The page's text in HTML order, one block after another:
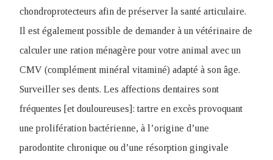
chondroprotecteurs afin de préserver la santé articulaire.
Il est également possible de demander à un vétérinaire de
calculer une ration ménagère pour votre animal avec un
CMV (complément minéral vitaminé) adapté à son âge.
Surveiller ses dents. Les affections dentaires sont
fréquentes [et douloureuses]: tartre en excès provoquant
une prolifération bactérienne, à l’origine d’une
parodontite chronique ou d’une résorption gingivale